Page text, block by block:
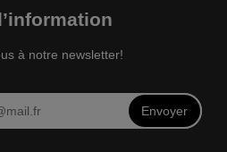
à notre newsletter!
Envoyer